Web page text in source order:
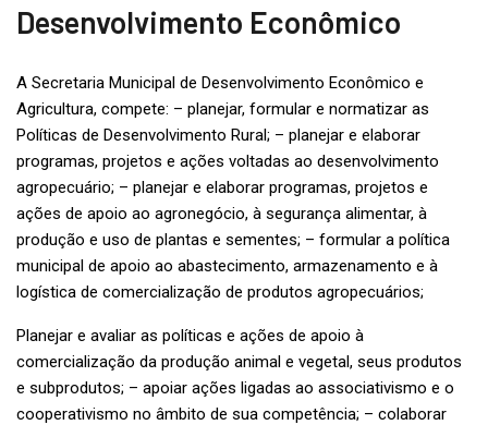
Desenvolvimento Econômico
A Secretaria Municipal de Desenvolvimento Econômico e
Agricultura, compete: – planejar, formular e normatizar as
Políticas de Desenvolvimento Rural; – planejar e elaborar
programas, projetos e ações voltadas ao desenvolvimento
agropecuário; – planejar e elaborar programas, projetos e
ações de apoio ao agronegócio, à segurança alimentar, à
produção e uso de plantas e sementes; – formular a política
municipal de apoio ao abastecimento, armazenamento e à
logística de comercialização de produtos agropecuários;
Planejar e avaliar as políticas e ações de apoio à
comercialização da produção animal e vegetal, seus produtos
e subprodutos; – apoiar ações ligadas ao associativismo e o
cooperativismo no âmbito de sua competência; – colaborar